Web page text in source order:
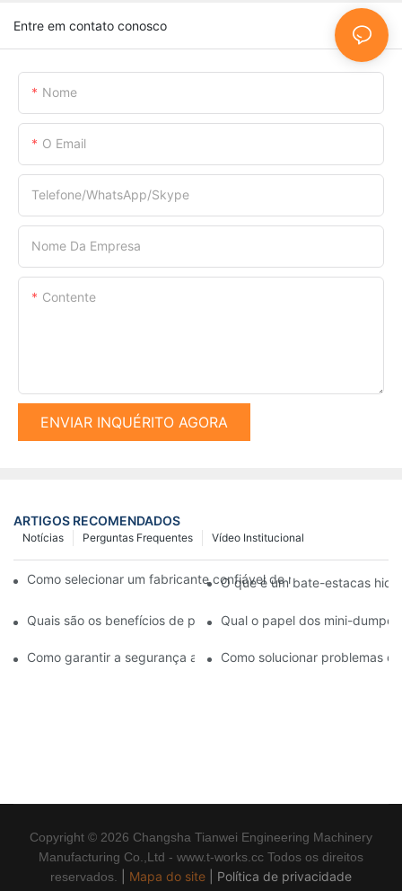
Entre em contato conosco
Nome
O Email
Telefone/WhatsApp/Skype
Nome Da Empresa
Contente
ENVIAR INQUÉRITO AGORA
ARTIGOS RECOMENDADOS
Vídeo Institucional
Perguntas Frequentes
Notícias
Como selecionar um fabricante confiável de máquinas de
O que é um bate-estacas
Quais são os benefícios de personalizar seu equipamento de
Qual o papel dos mini-
Como garantir a segurança ao operar um dumper sobre
Como solucionar problemas
Copyright © 2026 Changsha Tianwei Engineering Machinery
Manufacturing Co.,Ltd - www.t-works.cc Todos os direitos
reservados.
Mapa do site Política de privacidade